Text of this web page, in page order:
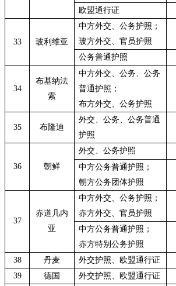
欧盟通行证
33 玻利维亚
中方外交、公务护照；
玻方外交、官员护照
公务普通护照
34
布基纳法
索
中方外交、公务、公务
普通护照；
布方外交、公务护照
35 布隆迪
外交、公务、公务普通
护照
36 朝鲜
外交、公务护照
中方公务普通护照；
朝方公务团体护照
37
赤道几内
亚
中方外交、公务护照；
赤方外交、官员护照
中方公务普通护照；
赤方特别公务护照
38
丹麦 外交护照、欧盟通行证
39
德国 外交护照、欧盟通行证